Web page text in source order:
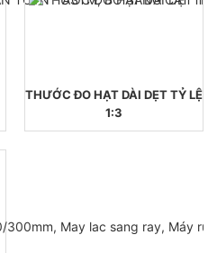
THƯỚC ĐO HẠT DÀI DẸT TỶ LỆ
1:3